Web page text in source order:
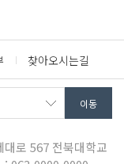
찾아오시는길
대로 567 전북대학교